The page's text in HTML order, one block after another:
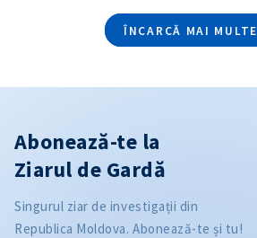
ÎNCARCĂ MAI MULTE
Abonează-te la
Ziarul de Gardă
Singurul ziar de investigații din
Republica Moldova. Abonează-te și tu!